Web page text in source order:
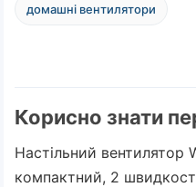
домашні вентилятори
Корисно знати
Настільний вентилятор
компактний, 2